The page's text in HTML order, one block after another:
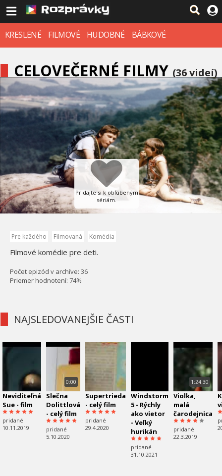
KRESLENÉ FILMOVÉ HUDOBNÉ BÁBKOVÉ
CELOVEČERNÉ FILMY (36 videí)
Pridajte si k obľúbeným
sériám.
Pre každého Filmovaná Komédia
Filmové komédie pre deti.
Počet epizód v archíve: 36
Priemer hodnotení: 74%
NAJSLEDOVANEJŠIE ČASTI
Neviditeľná
Sue - film
pridané
10.11.2019
0:00
Slečna
Dolittlová
- celý film
pridané
5.10.2020
Supertrieda
- celý film
pridané
29.4.2020
Windstorm
5 - Rýchly
ako vietor
- Veľký
hurikán
pridané
31.10.2021
1:24:30
Violka,
malá
čarodejnica
pridané
22.3.2019